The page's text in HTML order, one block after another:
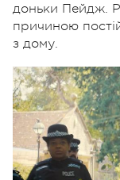
доньки Пейдж.
причиною
з дому.